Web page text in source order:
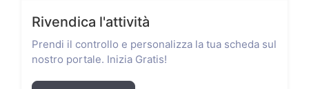
Rivendica l'attività
Prendi il controllo e personalizza la tua scheda sul
nostro portale. Inizia Gratis!